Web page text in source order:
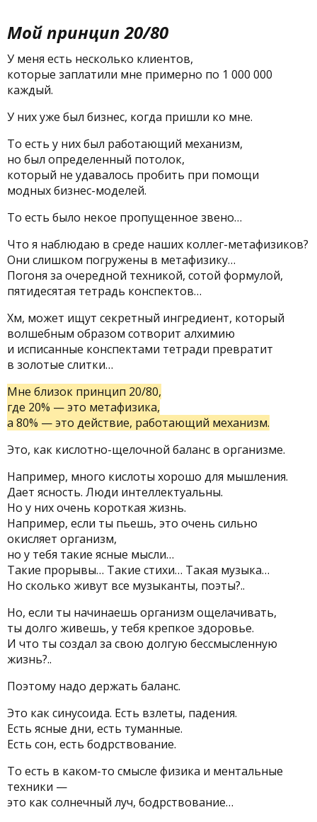
Мой принцип 20/80
У меня есть несколько клиентов,
которые заплатили мне примерно по 1 000 000
каждый.
У них уже был бизнес, когда пришли ко мне.
То есть у них был работающий механизм,
но был определенный потолок,
который не удавалось пробить при помощи
модных бизнес-моделей.
То есть было некое пропущенное звено…
Что я наблюдаю в среде наших коллег-метафизиков?
Они слишком погружены в метафизику…
Погоня за очередной техникой, сотой формулой,
пятидесятая тетрадь конспектов…
Хм, может ищут секретный ингредиент, который
волшебным образом сотворит алхимию
и исписанные конспектами тетради превратит
в золотые слитки…
Мне близок принцип 20/80,
где 20% — это метафизика,
а 80% — это действие, работающий механизм.
Это, как кислотно-щелочной баланс в организме.
Например, много кислоты хорошо для мышления.
Дает ясность. Люди интеллектуальны.
Но у них очень короткая жизнь.
Например, если ты пьешь, это очень сильно
окисляет организм,
но у тебя такие ясные мысли…
Такие прорывы… Такие стихи… Такая музыка…
Но сколько живут все музыканты, поэты?..
Но, если ты начинаешь организм ощелачивать,
ты долго живешь, у тебя крепкое здоровье.
И что ты создал за свою долгую бессмысленную
жизнь?..
Поэтому надо держать баланс.
Это как синусоида. Есть взлеты, падения.
Есть ясные дни, есть туманные.
Есть сон, есть бодрствование.
То есть в каком-то смысле физика и ментальные
техники —
это как солнечный луч, бодрствование…